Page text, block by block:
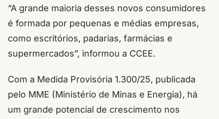
“A grande maioria desses novos consumidores
é formada por pequenas e médias empresas,
como escritórios, padarias, farmácias e
supermercados”, informou a CCEE.
Com a Medida Provisória 1.300/25, publicada
pelo MME (Ministério de Minas e Energia), há
um grande potencial de crescimento nos